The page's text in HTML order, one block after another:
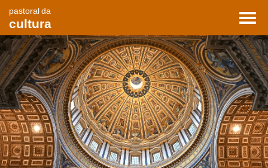
pastoral da
cultura